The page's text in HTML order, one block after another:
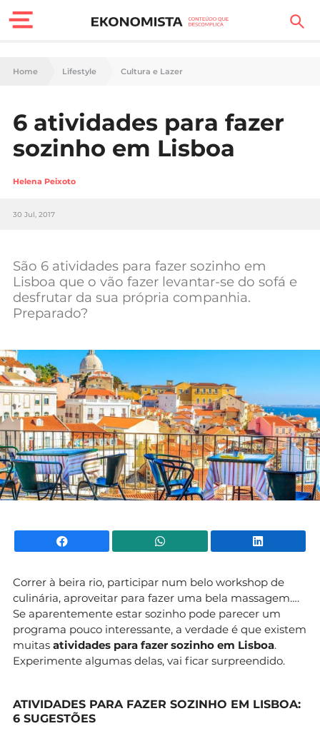
Finanças Pessoais
Carreira
Tecnologia
Negócios
Home Lifestyle Cultura e Lazer
6 atividades para fazer
sozinho em Lisboa
Helena Peixoto
30 Jul, 2017
São 6 atividades para fazer sozinho em
Lisboa que o vão fazer levantar-se do sofá e
desfrutar da sua própria companhia.
Preparado?
Facebook WhatsApp
Correr à beira rio, participar num belo workshop de
culinária, aproveitar para fazer uma bela massagem….
Se aparentemente estar sozinho pode parecer um
programa pouco interessante, a verdade é que existem
muitas atividades para fazer sozinho em Lisboa.
Experimente algumas delas, vai ficar surpreendido.
ATIVIDADES PARA FAZER SOZINHO EM LISBOA:
6 SUGESTÕES